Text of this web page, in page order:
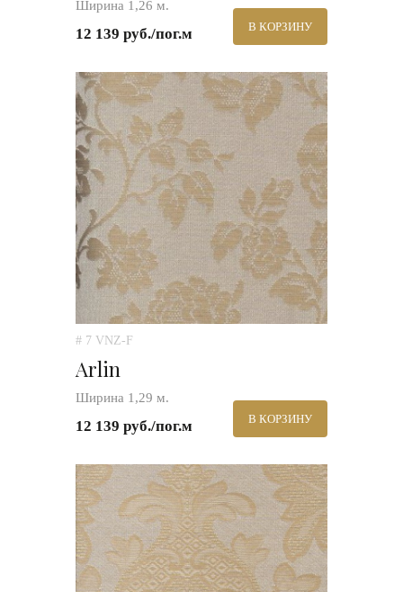
Ширина 1,26 м.
12 139 руб./пог.м В КОРЗИНУ
# 7 VNZ-F
Arlin
Ширина 1,29 м.
12 139 руб./пог.м В КОРЗИНУ